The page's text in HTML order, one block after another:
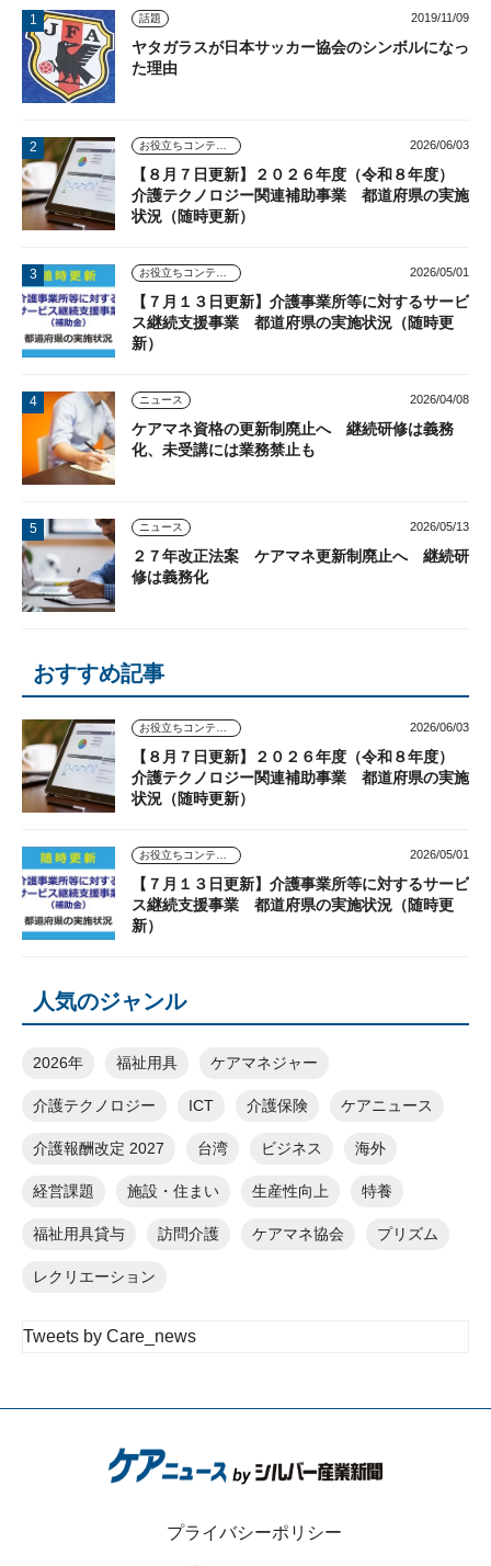
話題 2019/11/09
ヤタガラスが日本サッカー協会のシンボルになっ
た理由
2026/06/03
【８月７日更新】２０２６年度（令和８年度）
介護テクノロジー関連補助事業 都道府県の実施
状況（随時更新）
2026/05/01
【７月１３日更新】介護事業所等に対するサービ
ス継続支援事業 都道府県の実施状況（随時更
新）
ニュース 2026/04/08
ケアマネ資格の更新制廃止へ 継続研修は義務
化、未受講には業務禁止も
ニュース 2026/05/13
２７年改正法案 ケアマネ更新制廃止へ 継続研
修は義務化
おすすめ記事
2026/06/03
【８月７日更新】２０２６年度（令和８年度）
介護テクノロジー関連補助事業 都道府県の実施
状況（随時更新）
2026/05/01
【７月１３日更新】介護事業所等に対するサービ
ス継続支援事業 都道府県の実施状況（随時更
新）
人気のジャンル
2026年 福祉用具 ケアマネジャー
介護テクノロジー ICT 介護保険 ケアニュース
介護報酬改定 2027 台湾 ビジネス 海外
経営課題 施設・住まい 生産性向上 特養
福祉用具貸与 訪問介護 ケアマネ協会 プリズム
レクリエーション
Tweets by Care_news
プライバシーポリシー